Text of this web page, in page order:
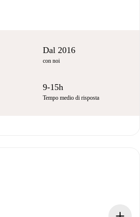
Dal 2016
con noi
9-15h
Tempo medio di risposta